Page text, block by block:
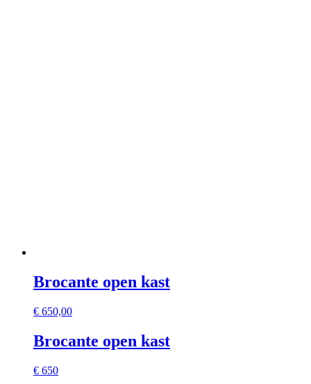
Brocante open kast
€ 650,00
Brocante open kast
€ 650